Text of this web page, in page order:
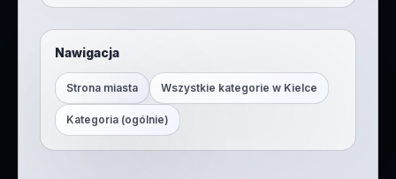
Nawigacja
Strona miasta Wszystkie kategorie w Kielce
Kategoria (ogólnie)